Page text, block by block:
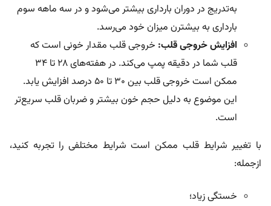
به‌تدریج در دوران بارداری بیشتر می‌شود و در سه ماهه سوم
بارداری به بیشترن میزان خود می‌رسد.
افزایش خروجی قلب: خروجی قلب مقدار خونی است که
قلب شما در دقیقه پمپ می‌کند. در هفته‌های ۲۸ تا ۳۴
ممکن است خروجی قلب بین ۳۰ تا ۵۰ درصد افزایش یابد.
این موضوع به دلیل حجم خون بیشتر و ضربان قلب سریع‌تر
است.
با تغییر شرایط قلب ممکن است شرایط مختلفی را تجربه کنید،
ازجمله:
خستگی زیاد؛